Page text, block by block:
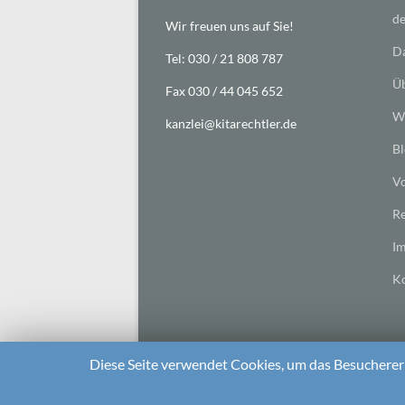
Wir freuen uns auf Sie!
Tel: 030 / 21 808 787
Fax 030 / 44 045 652
kanzlei@kitarechtler.de
Diese Seite verwendet Cookies, um das